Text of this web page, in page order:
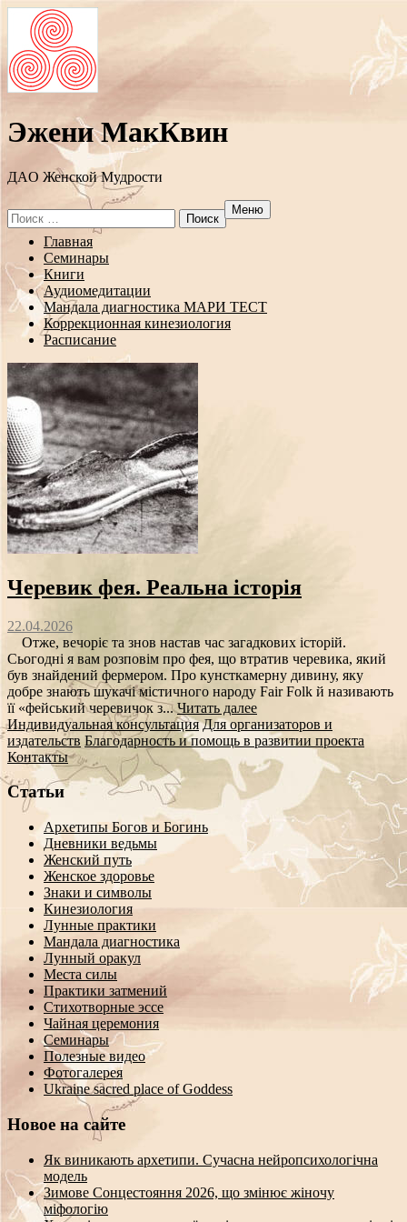
Эжени МакКвин
ДAO Женской Мудрости
Search
for:
Меню
Перейти
содержанию
Главная
Семинары
Книги
Аудиомедитации
Мандала диагностика МАРИ ТЕСТ
Коррекционная кинезиология
Расписание
Черевик фея. Реальна історія
22.04.2026
Отже, вечоріє та знов настав час загадкових історій.
Сьогодні я вам розповім про фея, що втратив черевика, який
був знайдений фермером. Про кунсткамерну дивину, яку
добре знають шукачі містичного народу Fair Folk й називають
її «фейський черевичок з...Читать далее
Индивидуальная консультация Для организаторов и
издательств Благодарность и помощь в развитии проекта
Контакты
Статьи
Архетипы Богов и Богинь
Дневники ведьмы
Женский путь
Женское здоровье
Знаки и символы
Кинезиология
Лунные практики
Мандала диагностика
Лунный оракул
Места силы
Практики затмений
Стихотворные эссе
Чайная церемония
Семинары
Полезные видео
Фотогалерея
Ukraine sacred place of Goddess
Новое на сайте
Як виникають архетипи. Сучасна нейропсихологічна
модель
Зимове Сонцестояння 2026, що змінює жіночу
міфологію